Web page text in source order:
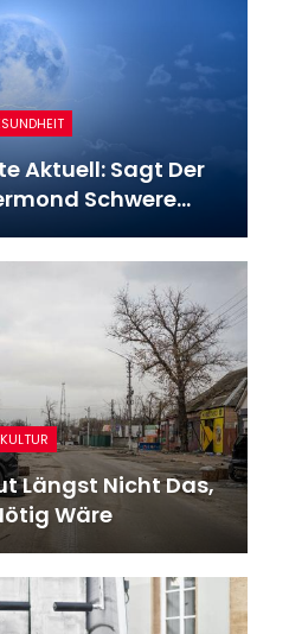
Aktuell: Sagt Der
Schwere…
KULTUR
Längst Nicht Das,
Wäre